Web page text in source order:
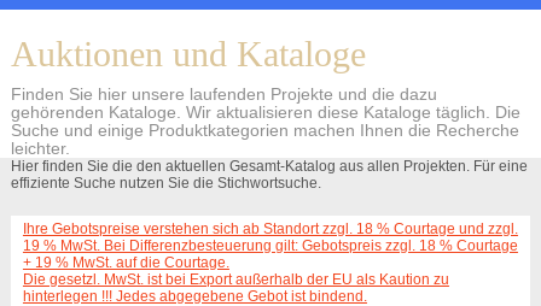
Auktionen und Kataloge
Finden Sie hier unsere laufenden Projekte und die dazu
gehörenden Kataloge. Wir aktualisieren diese Kataloge täglich. Die
Suche und einige Produktkategorien machen Ihnen die Recherche
leichter.
Hier finden Sie die den aktuellen Gesamt-Katalog aus allen Projekten. Für eine
effiziente Suche nutzen Sie die Stichwortsuche.
Ihre Gebotspreise verstehen sich ab Standort zzgl. 18 % Courtage und zzgl.
19 % MwSt. Bei Differenzbesteuerung gilt: Gebotspreis zzgl. 18 % Courtage
+ 19 % MwSt. auf die Courtage.
Die gesetzl. MwSt. ist bei Export außerhalb der EU als Kaution zu
hinterlegen !!! Jedes abgegebene Gebot ist bindend.